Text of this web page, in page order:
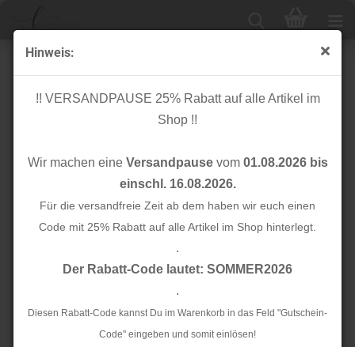
Hinweis:
!! VERSANDPAUSE 25% Rabatt auf alle Artikel im
Shop !!
Wir machen eine Versandpausevom 01.08.2026 bis
einschl. 16.08.2026.
Für die versandfreie Zeit ab dem haben wir euch einen
Code mit 25% Rabatt auf alle Artikel im Shop hinterlegt.
.
Der Rabatt-Code lautet: SOMMER2026
.
Diesen Rabatt-Code kannst Du im Warenkorb in das Feld "Gutschein-
Code" eingeben und somit einlösen!
Teddy Plüsch - Mantelstoff - Maxime Leo - dark
navy/fuchsia